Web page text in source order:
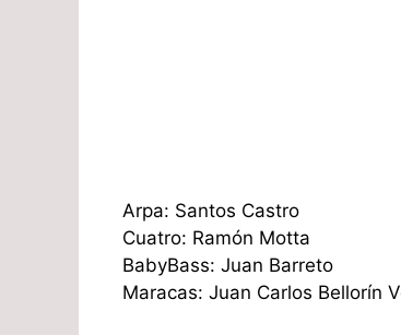
Arpa: Santos Castro
Cuatro: Ramón Motta
BabyBass: Juan Barreto
Maracas: Juan Carlos Bellorín